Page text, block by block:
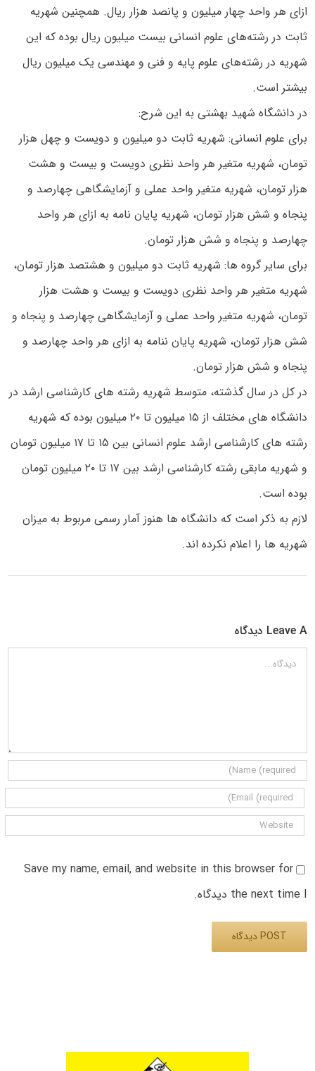
ازای هر واحد چهار میلیون و پانصد هزار ریال. همچنین شهریه
ثابت در رشته‌های علوم انسانی بیست میلیون ریال بوده که این
شهریه در رشته‌های علوم پایه و فنی و مهندسی یک میلیون ریال
بیشتر است.
در دانشگاه شهید بهشتی به این شرح:
برای علوم انسانی: شهریه ثابت دو میلیون و دویست و چهل هزار
تومان، شهریه متغیر هر واحد نظری دویست و بیست و هشت
هزار تومان، شهریه متغیر واحد عملی و آزمایشگاهی چهارصد و
پنجاه و شش هزار تومان، شهریه پایان نامه به ازای هر واحد
چهارصد و پنجاه و شش هزار تومان.
برای سایر گروه ها: شهریه ثابت دو میلیون و هشتصد هزار تومان،
شهریه متغیر هر واحد نظری دویست و بیست و هشت هزار
تومان، شهریه متغیر واحد عملی و آزمایشگاهی چهارصد و پنجاه و
شش هزار تومان، شهریه پایان ننامه به ازای هر واحد چهارصد و
پنجاه و شش هزار تومان.
در کل در سال گذشته، متوسط شهریه رشته های کارشناسی ارشد در
دانشگاه های مختلف از ۱۵ میلیون تا ۲۰ میلیون بوده که شهریه
رشته های کارشناسی ارشد علوم انسانی بین ۱۵ تا ۱۷ میلیون تومان
و شهریه مابقی رشته کارشناسی ارشد بین ۱۷ تا ۲۰ میلیون تومان
بوده است.
لازم به ذکر است که دانشگاه ها هنوز آمار رسمی مربوط به میزان
شهریه ها را اعلام نکرده اند.
Leave A دیدگاه
دیدگاه
Save my name, email, and website in this browser for
the next time I دیدگاه.